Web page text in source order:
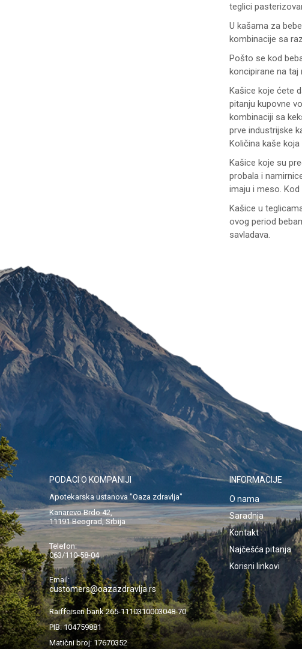
teglici
U kašama za
kombinacije sa
Pošto se kod
koncipirane na taj
Kašice koje ćete
pitanju kupovne
kombinaciji sa
prve industrijske
Količina kaše
Kašice koje su
probala i
imaju i meso.
Kašice u
ovog period
savladava.
PODACI O KOMPANIJI
Apotekarska ustanova "Oaza zdravlja"
Kanarevo Brdo 42,
11191 Beograd, Srbija
Telefon:
063/110-58-04
Email:
customers@oazazdravlja.rs
Raiffeisen bank 265-1110310003048-70
PIB: 104759881
Matični broj: 17670352
INFORMACIJE
O nama
Saradnja
Kontakt
Najčešća pitanja
Korisni linkovi